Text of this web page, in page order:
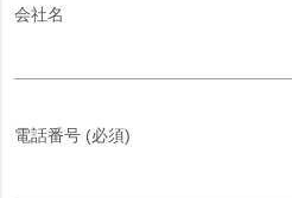
会社名
電話番号 (必須)